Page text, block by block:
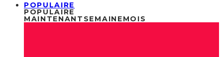
POPULAIRE
POPULAIRE
MAINTENANT SEMAINEMOIS